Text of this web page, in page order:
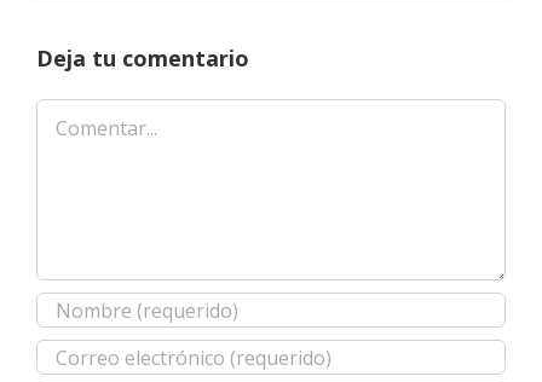
Deja tu comentario
Comentar